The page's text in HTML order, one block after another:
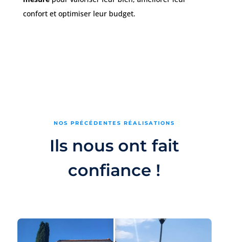
confort et optimiser leur budget.
NOS PRÉCÉDENTES RÉALISATIONS
Ils nous ont fait
confiance !